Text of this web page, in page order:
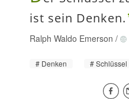
ist sein Denken.
Ralph Waldo Emerson /
Denken Schlüssel